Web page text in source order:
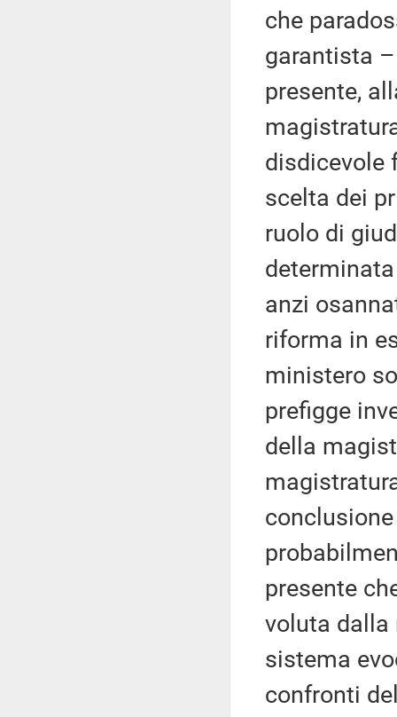
che
garantista
presente,
disdicevole
scelta dei
ruolo di
anzi
riforma in
ministero
prefigge
della
presente
voluta dalla
sistema
confronti